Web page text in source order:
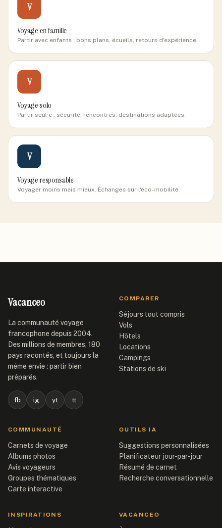
V
Voyage en famille
Partir avec enfants : bons plans, écueils, retours d'expérience.
V
Voyage solo
Partir seul·e : sécurité, rencontres, destinations adaptées.
V
Voyage responsable
Voyager moins mais mieux. Échanges sur l'éco-mobilité.
Vacanceo
La communauté voyage
francophone depuis 2004.
Des millions de membres, 180
pays racontés, et toujours la
même envie : partir bien
préparés.
fb ig yt tt
COMPARER
Séjours tout compris
Vols
Hôtels
Locations
Campings
Stations de ski
COMMUNAUTÉ
Carnets de voyage
Albums photos
Avis voyageurs
Groupes thématiques
Carte interactive
OUTILS IA
Suggestions personnalisées
Planificateur jour-par-jour
Résumé de carnet
Recherche conversationnelle
INSPIRATIONS VACANCEO